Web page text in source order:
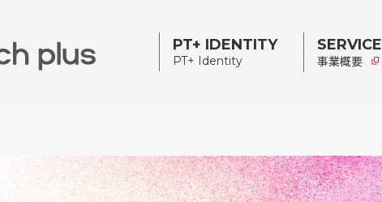
PT+ IDENTITY
PT+ Identity
SERVICE
事業概要